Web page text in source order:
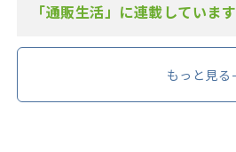
「通販生活」に連載しています
もっと見る